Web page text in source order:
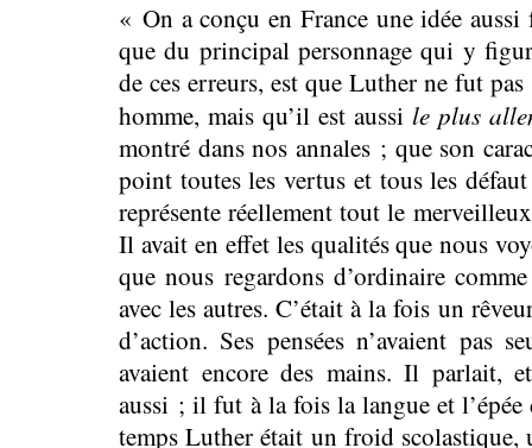
« On a conçu en France une idée aussi
que du principal personnage qui y
de ces erreurs, est que Luther ne fut
homme, mais qu’il est aussi le plus
montré dans nos annales ; que son
point toutes les vertus et tous les
représente réellement tout le
Il avait en effet les qualités que nous
que nous regardons d’ordinaire
avec les autres. C’était à la fois un
d’action. Ses pensées n’avaient pas
avaient encore des mains. Il parlait,
aussi ; il fut à la fois la langue et l’épée
temps Luther était un froid scolastique,